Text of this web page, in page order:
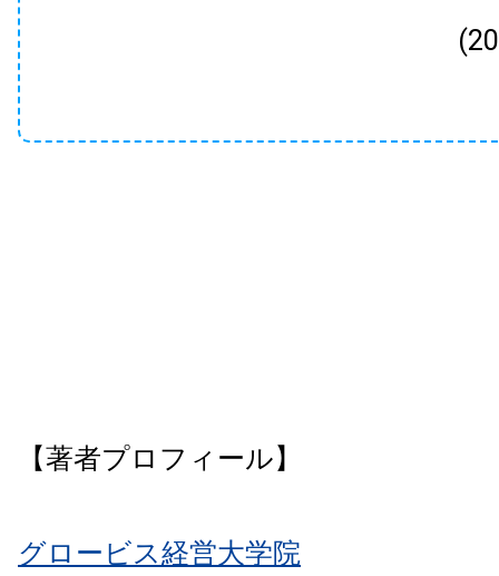
【著者プロフィール】
グロービス経営大学院